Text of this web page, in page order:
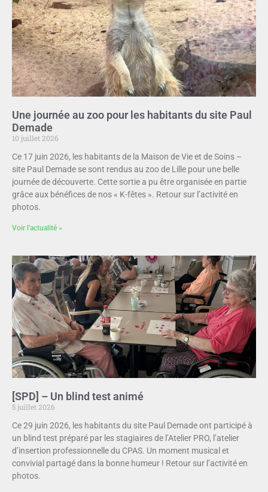
Une journée au zoo pour les habitants du site Paul
Demade
10 juillet 2026
Ce 17 juin 2026, les habitants de la Maison de Vie et de Soins –
site Paul Demade se sont rendus au zoo de Lille pour une belle
journée de découverte. Cette sortie a pu être organisée en partie
grâce aux bénéfices de nos « K-fêtes ». Retour sur l’activité en
photos.
Voir l'actualité »
[SPD] – Un blind test animé
5 juillet 2026
Ce 29 juin 2026, les habitants du site Paul Demade ont participé à
un blind test préparé par les stagiaires de l’Atelier PRO, l’atelier
d’insertion professionnelle du CPAS. Un moment musical et
convivial partagé dans la bonne humeur ! Retour sur l’activité en
photos.